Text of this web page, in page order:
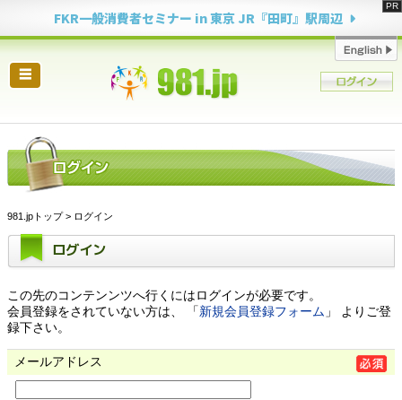
FKR一般消費者セミナー in 東京 JR『田町』駅周辺
☰
981.jpトップ> ログイン
ログイン
この先のコンテンンツへ行くにはログインが必要です。
会員登録をされていない方は、 「新規会員登録フォーム 」 よりご登
録下さい。
メールアドレス